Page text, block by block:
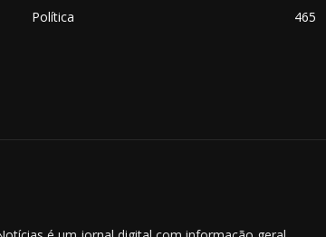
Política
465